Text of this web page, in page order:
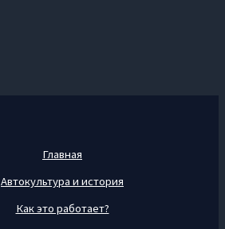
Главная
Автокультура и история
Как это работает?